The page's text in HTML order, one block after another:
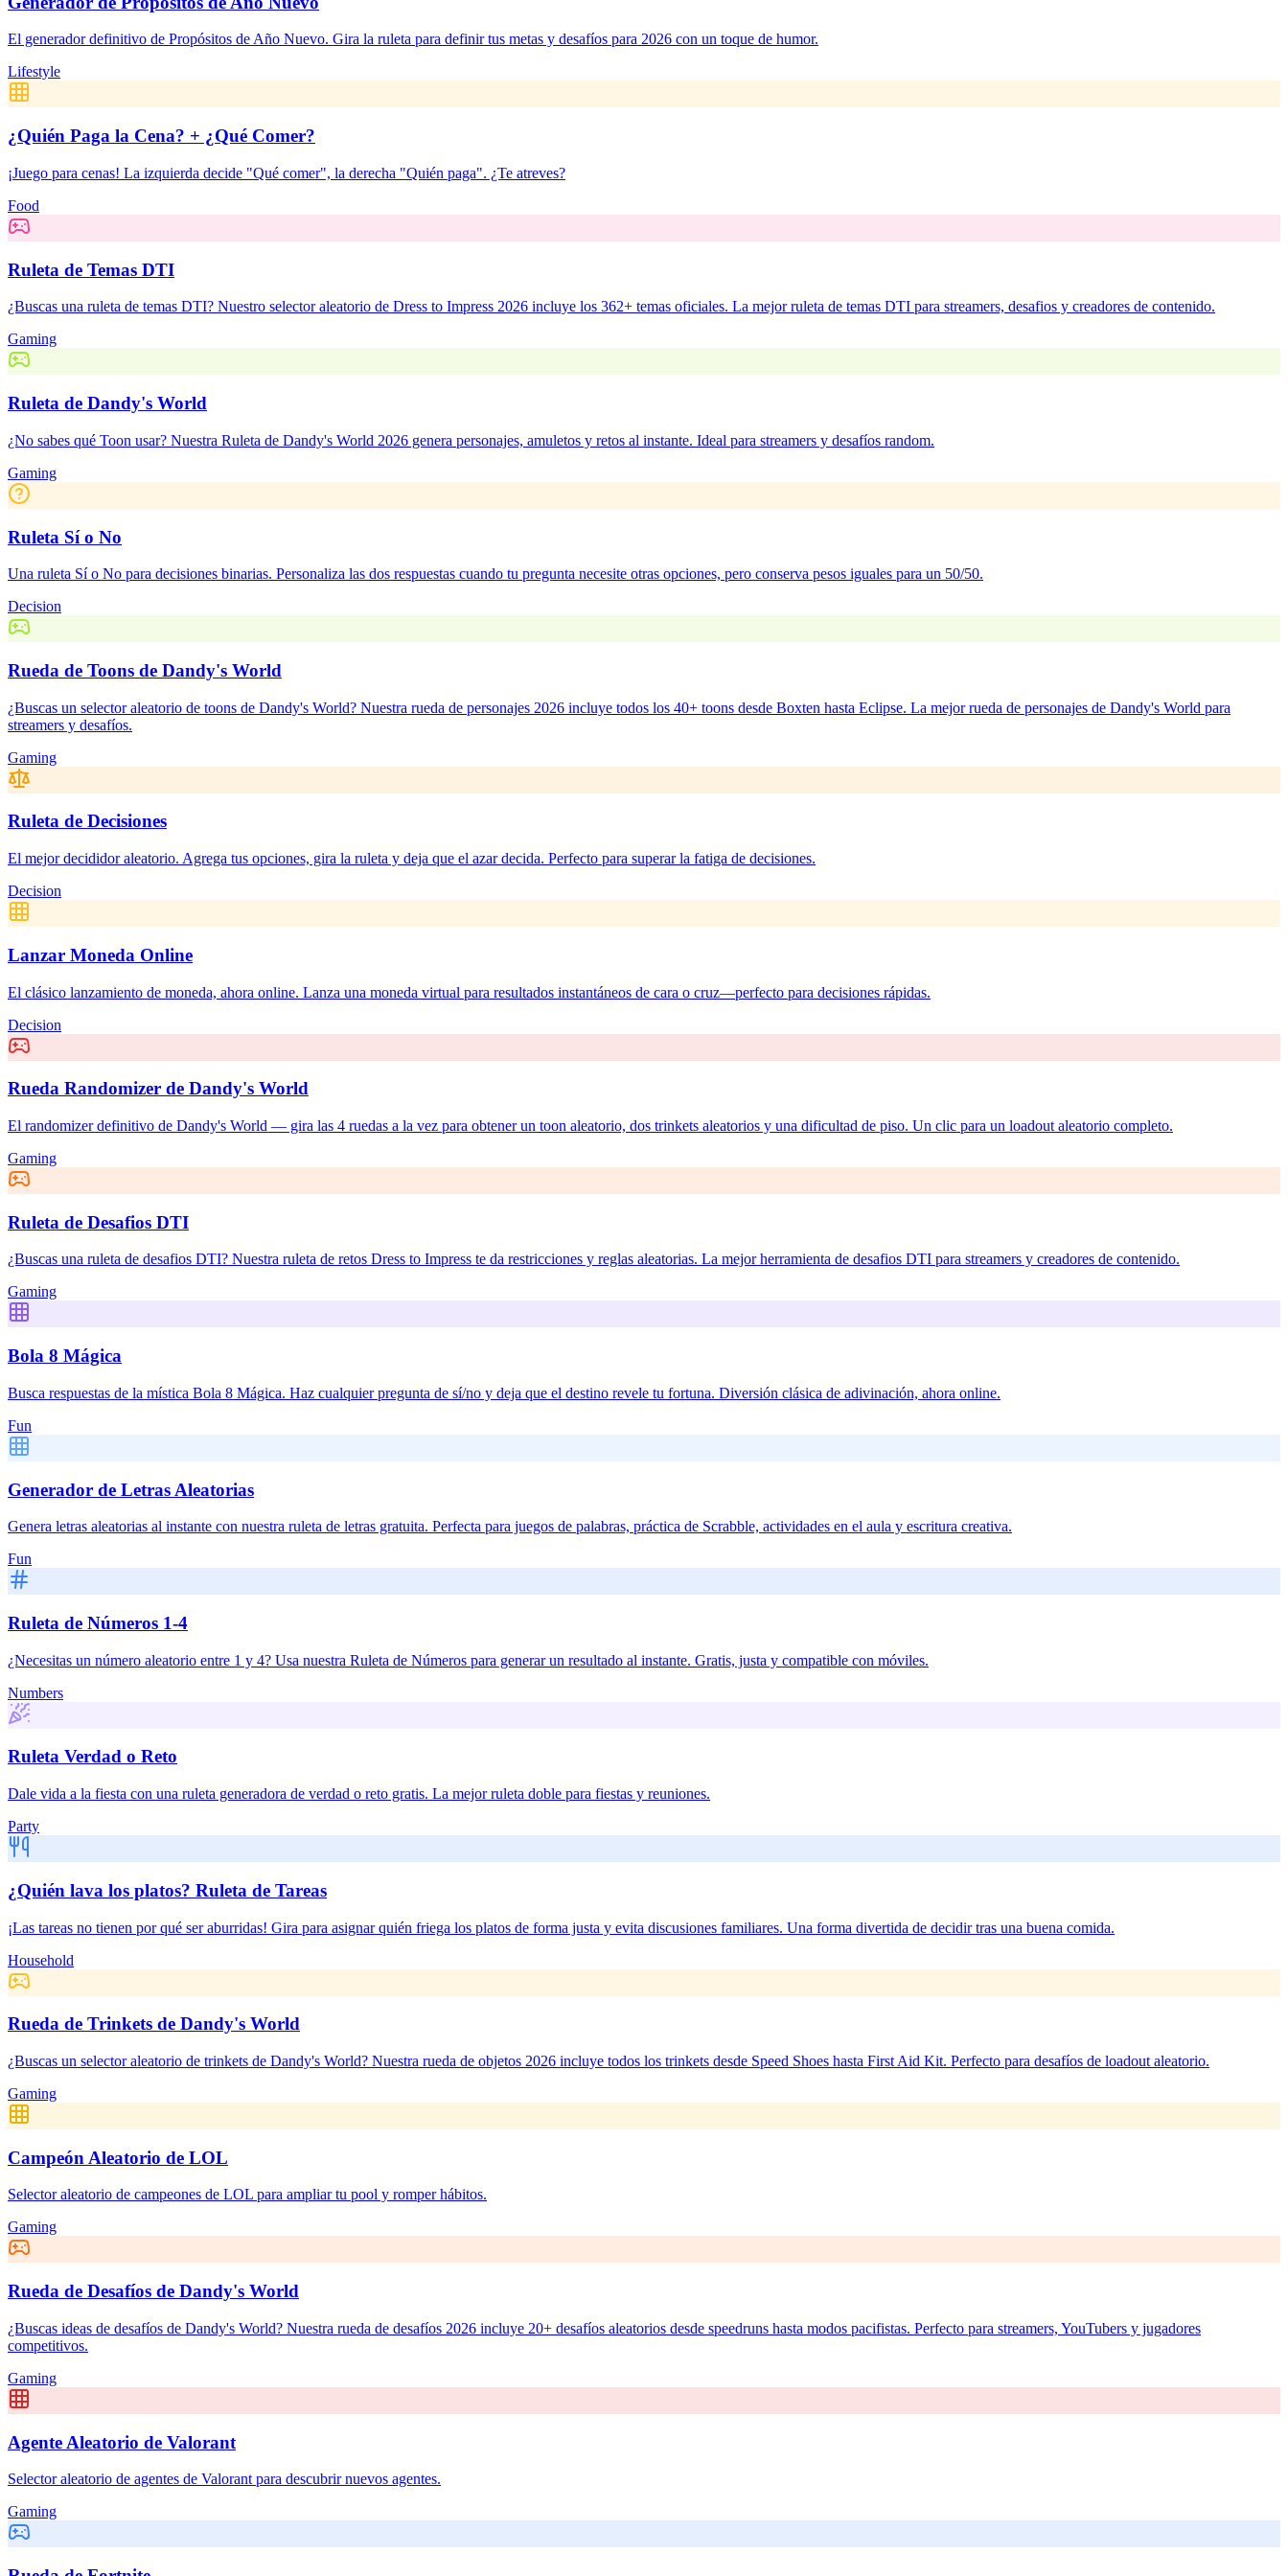
El generador definitivo de Propósitos de Año Nuevo. Gira la ruleta para definir tus metas y desafíos para 2026 con un toque de humor.
Lifestyle
¿Quién Paga la Cena? + ¿Qué Comer?
¡Juego para cenas! La izquierda decide "Qué comer", la derecha "Quién paga". ¿Te atreves?
Food
Ruleta de Temas DTI
¿Buscas una ruleta de temas DTI? Nuestro selector aleatorio de Dress to Impress 2026 incluye los 362+ temas oficiales. La mejor ruleta de temas DTI para streamers, desafios y creadores de contenido.
Gaming
Ruleta de Dandy's World
¿No sabes qué Toon usar? Nuestra Ruleta de Dandy's World 2026 genera personajes, amuletos y retos al instante. Ideal para streamers y desafíos random.
Gaming
Ruleta Sí o No
Una ruleta Sí o No para decisiones binarias. Personaliza las dos respuestas cuando tu pregunta necesite otras opciones, pero conserva pesos iguales para un 50/50.
Decision
Rueda de Toons de Dandy's World
¿Buscas un selector aleatorio de toons de Dandy's World? Nuestra rueda de personajes 2026 incluye todos los 40+ toons desde Boxten hasta Eclipse. La mejor rueda de personajes de Dandy's World para
streamers y desafíos.
Gaming
Ruleta de Decisiones
El mejor decididor aleatorio. Agrega tus opciones, gira la ruleta y deja que el azar decida. Perfecto para superar la fatiga de decisiones.
Decision
Lanzar Moneda Online
El clásico lanzamiento de moneda, ahora online. Lanza una moneda virtual para resultados instantáneos de cara o cruz—perfecto para decisiones rápidas.
Decision
Rueda Randomizer de Dandy's World
El randomizer definitivo de Dandy's World — gira las 4 ruedas a la vez para obtener un toon aleatorio, dos trinkets aleatorios y una dificultad de piso. Un clic para un loadout aleatorio completo.
Gaming
Ruleta de Desafios DTI
¿Buscas una ruleta de desafios DTI? Nuestra ruleta de retos Dress to Impress te da restricciones y reglas aleatorias. La mejor herramienta de desafios DTI para streamers y creadores de contenido.
Gaming
Bola 8 Mágica
Busca respuestas de la mística Bola 8 Mágica. Haz cualquier pregunta de sí/no y deja que el destino revele tu fortuna. Diversión clásica de adivinación, ahora online.
Fun
Generador de Letras Aleatorias
Genera letras aleatorias al instante con nuestra ruleta de letras gratuita. Perfecta para juegos de palabras, práctica de Scrabble, actividades en el aula y escritura creativa.
Fun
Ruleta de Números 1-4
¿Necesitas un número aleatorio entre 1 y 4? Usa nuestra Ruleta de Números para generar un resultado al instante. Gratis, justa y compatible con móviles.
Numbers
Ruleta Verdad o Reto
Dale vida a la fiesta con una ruleta generadora de verdad o reto gratis. La mejor ruleta doble para fiestas y reuniones.
Party
¿Quién lava los platos? Ruleta de Tareas
¡Las tareas no tienen por qué ser aburridas! Gira para asignar quién friega los platos de forma justa y evita discusiones familiares. Una forma divertida de decidir tras una buena comida.
Household
Rueda de Trinkets de Dandy's World
¿Buscas un selector aleatorio de trinkets de Dandy's World? Nuestra rueda de objetos 2026 incluye todos los trinkets desde Speed Shoes hasta First Aid Kit. Perfecto para desafíos de loadout aleatorio.
Gaming
Campeón Aleatorio de LOL
Selector aleatorio de campeones de LOL para ampliar tu pool y romper hábitos.
Gaming
Rueda de Desafíos de Dandy's World
¿Buscas ideas de desafíos de Dandy's World? Nuestra rueda de desafíos 2026 incluye 20+ desafíos aleatorios desde speedruns hasta modos pacifistas. Perfecto para streamers, YouTubers y jugadores
competitivos.
Gaming
Agente Aleatorio de Valorant
Selector aleatorio de agentes de Valorant para descubrir nuevos agentes.
Gaming